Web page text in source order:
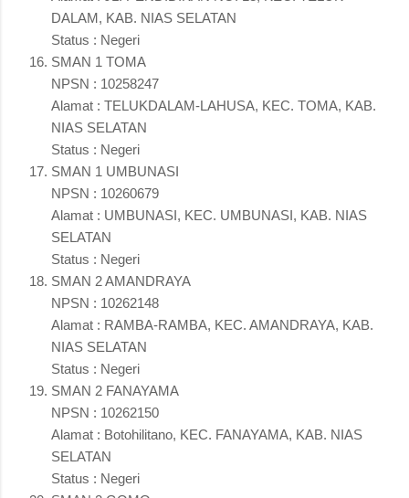
DALAM, KAB. NIAS SELATAN
Status : Negeri
SMAN 1 TOMA
NPSN : 10258247
Alamat : TELUKDALAM-LAHUSA, KEC. TOMA, KAB.
NIAS SELATAN
Status : Negeri
SMAN 1 UMBUNASI
NPSN : 10260679
Alamat : UMBUNASI, KEC. UMBUNASI, KAB. NIAS
SELATAN
Status : Negeri
SMAN 2 AMANDRAYA
NPSN : 10262148
Alamat : RAMBA-RAMBA, KEC. AMANDRAYA, KAB.
NIAS SELATAN
Status : Negeri
SMAN 2 FANAYAMA
NPSN : 10262150
Alamat : Botohilitano, KEC. FANAYAMA, KAB. NIAS
SELATAN
Status : Negeri